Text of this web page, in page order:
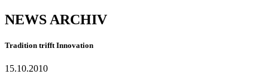
NEWS ARCHIV
Tradition trifft Innovation
15.10.2010